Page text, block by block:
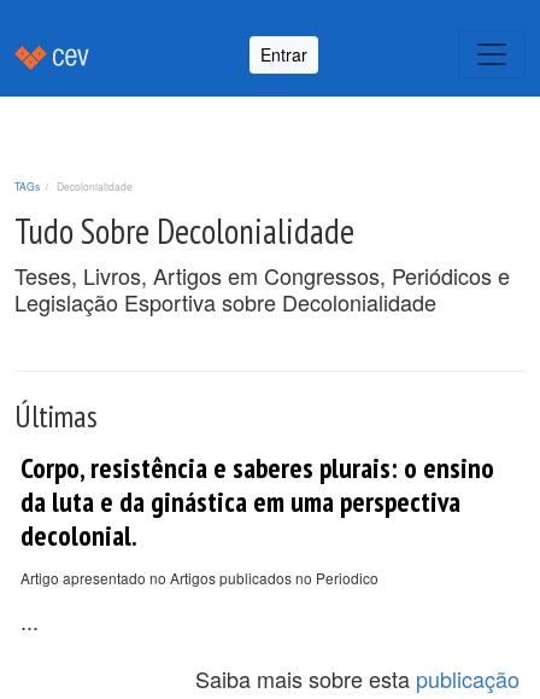
Entrar
TAGs Decolonialidade
Tudo Sobre Decolonialidade
Teses, Livros, Artigos em Congressos, Periódicos e
Legislação Esportiva sobre Decolonialidade
Últimas
Corpo, resistência e saberes plurais: o ensino
da luta e da ginástica em uma perspectiva
decolonial.
Artigo apresentado no Artigos publicados no Periodico
...
Saiba mais sobre esta publicação